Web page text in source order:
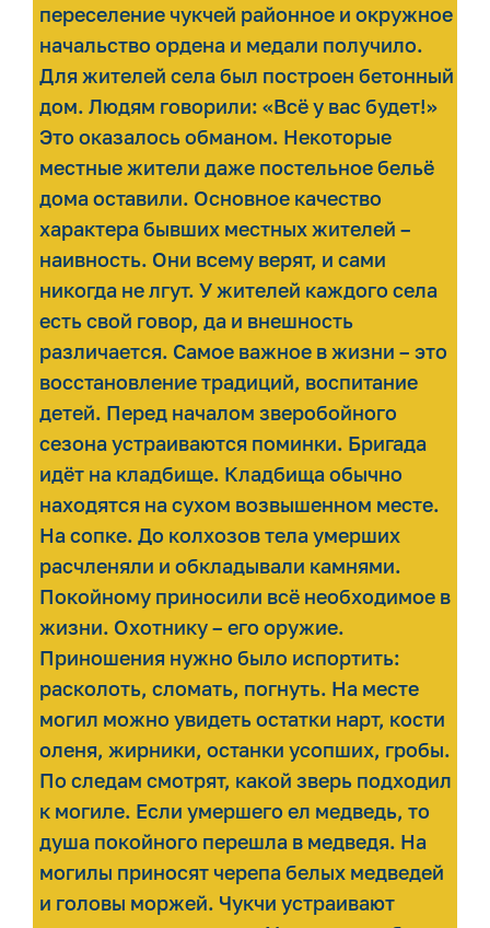
переселение чукчей районное и окружное
начальство ордена и медали получило.
Для жителей села был построен бетонный
дом. Людям говорили: «Всё у вас будет!»
Это оказалось обманом. Некоторые
местные жители даже постельное бельё
дома оставили. Основное качество
характера бывших местных жителей –
наивность. Они всему верят, и сами
никогда не лгут. У жителей каждого села
есть свой говор, да и внешность
различается. Самое важное в жизни – это
восстановление традиций, воспитание
детей. Перед началом зверобойного
сезона устраиваются поминки. Бригада
идёт на кладбище. Кладбища обычно
находятся на сухом возвышенном месте.
На сопке. До колхозов тела умерших
расчленяли и обкладывали камнями.
Покойному приносили всё необходимое в
жизни. Охотнику – его оружие.
Приношения нужно было испортить:
расколоть, сломать, погнуть. На месте
могил можно увидеть остатки нарт, кости
оленя, жирники, останки усопших, гробы.
По следам смотрят, какой зверь подходил
к могиле. Если умершего ел медведь, то
душа покойного перешла в медведя. На
могилы приносят черепа белых медведей
и головы моржей. Чукчи устраивают